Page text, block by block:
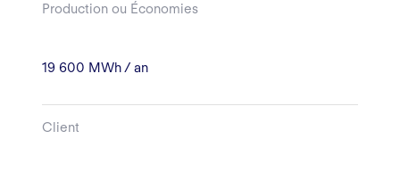
Production ou Économies
19 600 MWh / an
Client